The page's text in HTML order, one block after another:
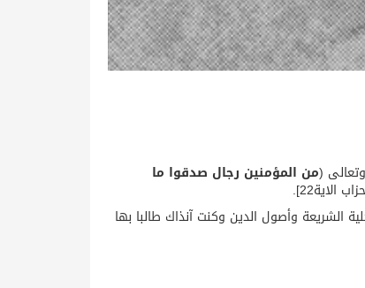
(من المؤمنين رجال صدقوا ما
الاية22].
الشريعة وأصول الدين وكنت آنذاك طالبا بها